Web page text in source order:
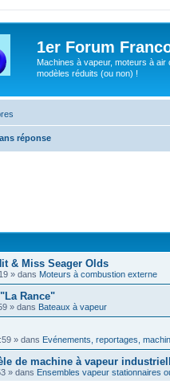
1er Forum
Machines à vapeur, moteurs à air
modèles réduits (ou non) !
réponse
& Miss Seager Olds
» dans Moteurs à combustion externe
Rance"
» dans Bateaux à vapeur
» dans Evénements, reportages,
de machine à vapeur
» dans Ensembles vapeur stationnaires